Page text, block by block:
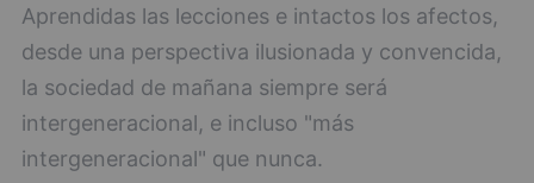
Aprendidas las lecciones e intactos los afectos,
desde una perspectiva ilusionada y convencida,
la sociedad de mañana siempre será
intergeneracional, e incluso "más
intergeneracional" que nunca.